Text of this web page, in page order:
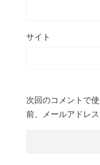
サイト
次回のコメントで
前、メールアドレ